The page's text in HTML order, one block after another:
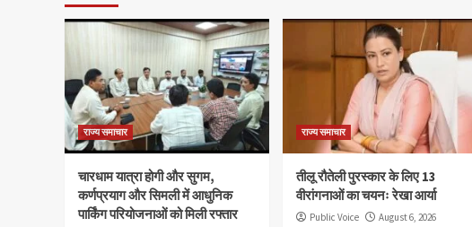
राज्य समाचार
चारधाम यात्रा होगी और सुगम,
कर्णप्रयाग और सिमली में आधुनिक
पार्किंग परियोजनाओं को मिली रफ्तार
राज्य समाचार
तीलू रौतेली पुरस्कार के लिए 13
वीरांगनाओं का चयनः रेखा आर्या
Public Voice August 6, 2026